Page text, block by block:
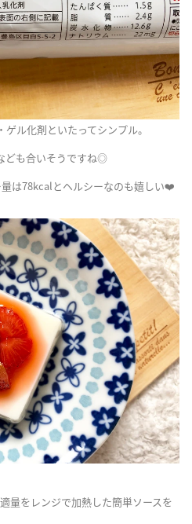
ル化剤といたってシンプル。
ども合いそうですね◎
は78kcalとヘルシーなのも嬉しい❤️
量をレンジで加熱した簡単ソースを